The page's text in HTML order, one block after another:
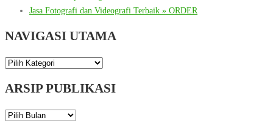
Jasa Fotografi dan Videografi Terbaik » ORDER
NAVIGASI UTAMA
NAVIGASI
ARSIP PUBLIKASI
ARSIP